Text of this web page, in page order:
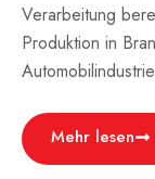
Verarbeitung
Produktion in
Mehr lesen